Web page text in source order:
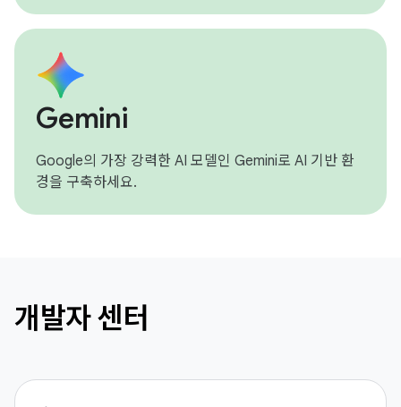
Gemini
Google의 가장 강력한 AI 모델인 Gemini로 AI 기반 환
경을 구축하세요.
개발자 센터